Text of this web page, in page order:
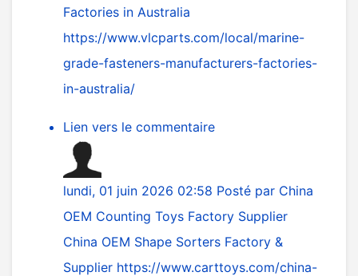
Factories in Australia
https://www.vlcparts.com/local/marine-
grade-fasteners-manufacturers-factories-
in-australia/
Lien vers le commentaire
lundi, 01 juin 2026 02:58 Posté par China
OEM Counting Toys Factory Supplier
China OEM Shape Sorters Factory &
Supplier https://www.carttoys.com/china-